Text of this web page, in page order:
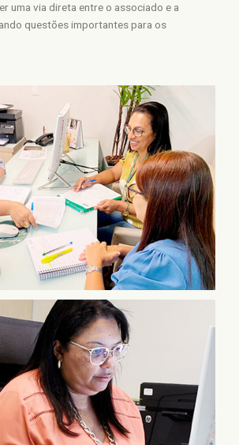
uma via direta entre o associado e a
questões importantes para os